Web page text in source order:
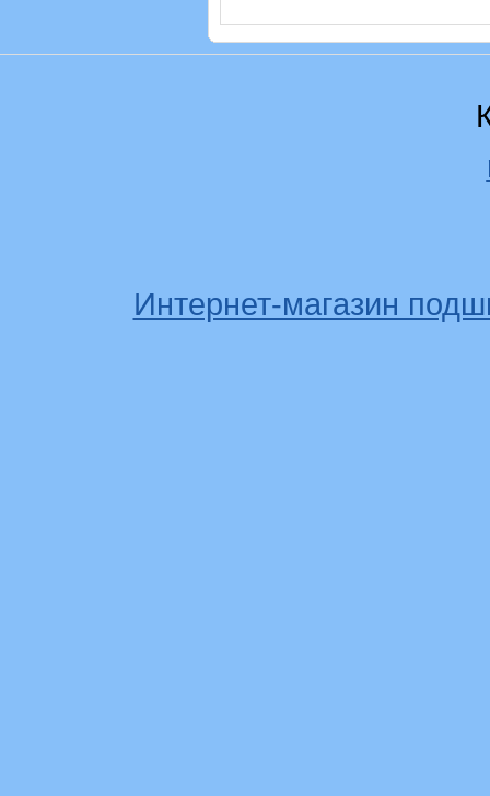
Интернет-магазин